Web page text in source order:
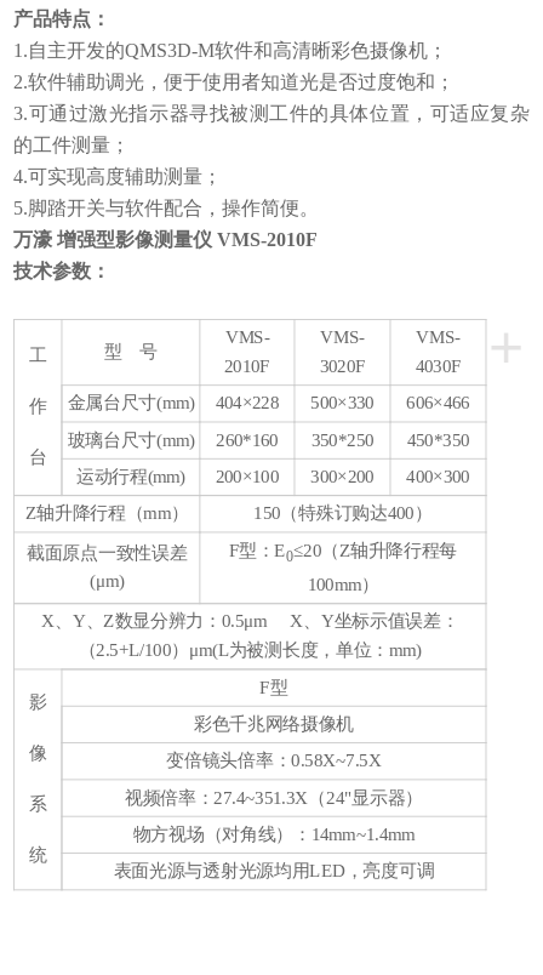
产品特点：
1.自主开发的QMS3D-M软件和高清晰彩色摄像机；
2.软件辅助调光，便于使用者知道光是否过度饱和；
3.可通过激光指示器寻找被测工件的具体位置，可适应复杂
的工件测量；
4.可实现高度辅助测量；
5.脚踏开关与软件配合，操作简便。
万濠 增强型影像测量仪 VMS-2010F
技术参数：
+
工
作
台
型 号
VMS-
2010F
VMS-
3020F
VMS-
4030F
金属台尺寸(mm) 404×228 500×330
606×466
玻璃台尺寸(mm)
260*160 350*250
450*350
运动行程(mm)
200×100 300×200
400×300
Z轴升降行程（mm）
150（特殊订购达400）
截面原点一致性误差
(μm)
F型：E0≤20（Z轴升降行程每
100mm）
X、Y、Z数显分辨力：0.5μmX、Y坐标示值误差：
（2.5+L/100） μm(L为被测长度，单位：mm)
影
像
系
统
F型
彩色千兆网络摄像机
变倍镜头倍率：0.58X~7.5X
视频倍率：27.4~351.3X（24"显示器）
物方视场（对角线）：14mm~1.4mm
表面光源与透射光源均用LED，亮度可调